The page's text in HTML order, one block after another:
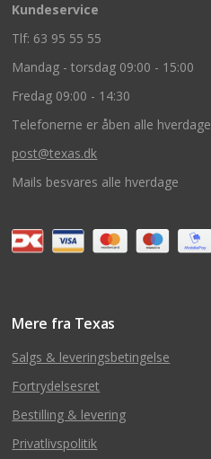
Kundeservice
Tlf: 63 95 55 55
Mandag - torsdag 09:00 - 15:00
Fredag 09:00 - 14:30
Telefonerne er åben alle hverdage
post@texas.dk
Mails besvares alle hverdage
Mere fra Texas
Salgs & leveringsbetingelse
Fortrydelsesret
Bestilling & levering
Privatlivspolitik